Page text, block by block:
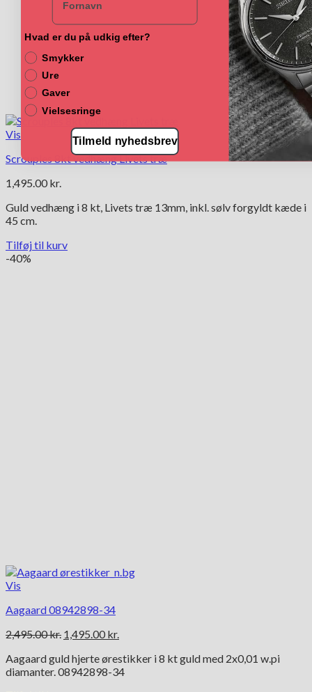
Vis
Scrouples 8kt vedhæng Livets træ
1,495.00 kr.
Guld vedhæng i 8 kt, Livets træ 13mm, inkl. sølv forgyldt kæde i
45 cm.
Tilføj til kurv
-40%
Vis
Aagaard 08942898-34
2,495.00kr. Den
pris
var:
1,495.00 kr.
pris
er:
Aagaard guld hjerte ørestikker i 8 kt guld med 2x0,01 w.pi
diamanter. 08942898-34
Hvad er du på udkig efter?
Smykker
Ure
Gaver
Vielsesringe
Tilmeld nyhedsbrev